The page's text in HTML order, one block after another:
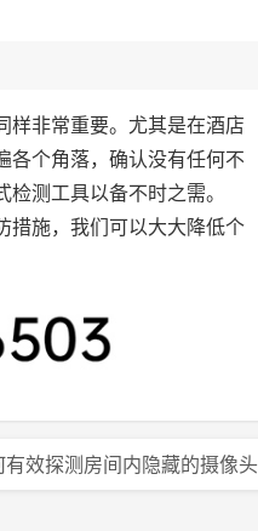
样非常重要。尤其是在酒店
各个角落，确认没有任何不
测工具以备不时之需。
措施，我们可以大大降低个
有效探测房间内隐藏的摄像头